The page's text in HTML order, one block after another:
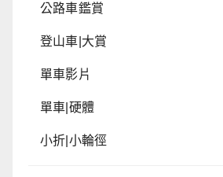
公路車鑑賞
登山車|大賞
單車影片
單車|硬體
小折|小輪徑